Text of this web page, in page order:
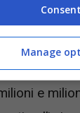
longevi
Stone e
e
Consent
Manage